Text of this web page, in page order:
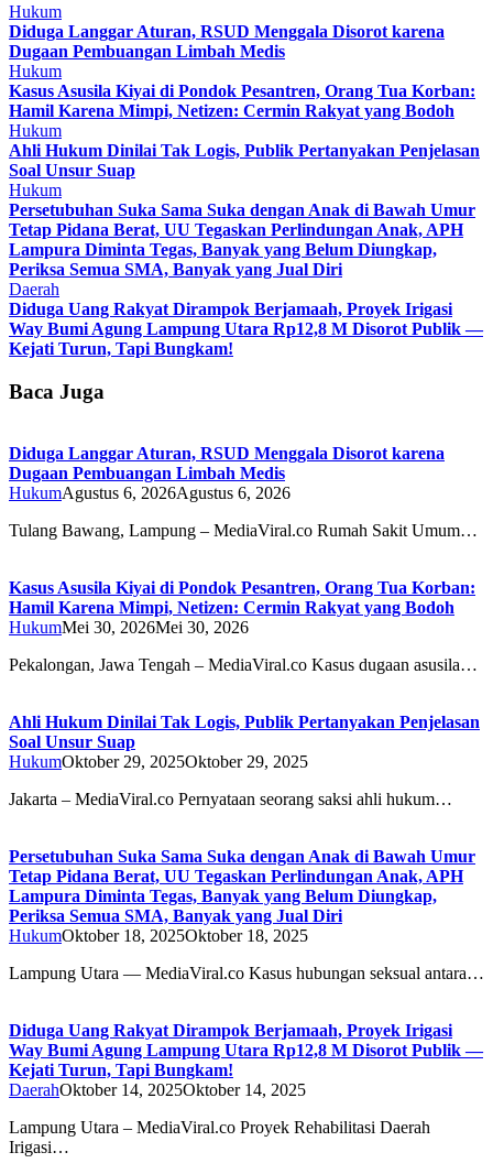
Hukum
Diduga Langgar Aturan, RSUD Menggala Disorot karena
Dugaan Pembuangan Limbah Medis
Hukum
Kasus Asusila Kiyai di Pondok Pesantren, Orang Tua Korban:
Hamil Karena Mimpi, Netizen: Cermin Rakyat yang Bodoh
Hukum
Ahli Hukum Dinilai Tak Logis, Publik Pertanyakan Penjelasan
Soal Unsur Suap
Hukum
Persetubuhan Suka Sama Suka dengan Anak di Bawah Umur
Tetap Pidana Berat, UU Tegaskan Perlindungan Anak, APH
Lampura Diminta Tegas, Banyak yang Belum Diungkap,
Periksa Semua SMA, Banyak yang Jual Diri
Daerah
Diduga Uang Rakyat Dirampok Berjamaah, Proyek Irigasi
Way Bumi Agung Lampung Utara Rp12,8 M Disorot Publik —
Kejati Turun, Tapi Bungkam!
Baca Juga
Diduga Langgar Aturan, RSUD Menggala Disorot karena
Dugaan Pembuangan Limbah Medis
HukumAgustus 6, 2026Agustus 6, 2026
Tulang Bawang, Lampung – MediaViral.co Rumah Sakit Umum…
Kasus Asusila Kiyai di Pondok Pesantren, Orang Tua Korban:
Hamil Karena Mimpi, Netizen: Cermin Rakyat yang Bodoh
HukumMei 30, 2026Mei 30, 2026
Pekalongan, Jawa Tengah – MediaViral.co Kasus dugaan asusila…
Ahli Hukum Dinilai Tak Logis, Publik Pertanyakan Penjelasan
Soal Unsur Suap
HukumOktober 29, 2025Oktober 29, 2025
Jakarta – MediaViral.co Pernyataan seorang saksi ahli hukum…
Persetubuhan Suka Sama Suka dengan Anak di Bawah Umur
Tetap Pidana Berat, UU Tegaskan Perlindungan Anak, APH
Lampura Diminta Tegas, Banyak yang Belum Diungkap,
Periksa Semua SMA, Banyak yang Jual Diri
HukumOktober 18, 2025Oktober 18, 2025
Lampung Utara — MediaViral.co Kasus hubungan seksual antara…
Diduga Uang Rakyat Dirampok Berjamaah, Proyek Irigasi
Way Bumi Agung Lampung Utara Rp12,8 M Disorot Publik —
Kejati Turun, Tapi Bungkam!
DaerahOktober 14, 2025Oktober 14, 2025
Lampung Utara – MediaViral.co Proyek Rehabilitasi Daerah
Irigasi…